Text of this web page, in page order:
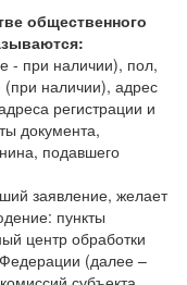
общественного
- при наличии), пол,
(при наличии), адрес
регистрации и
документа,
подавшего
заявление, желает
пункты
центр обработки
(далее –